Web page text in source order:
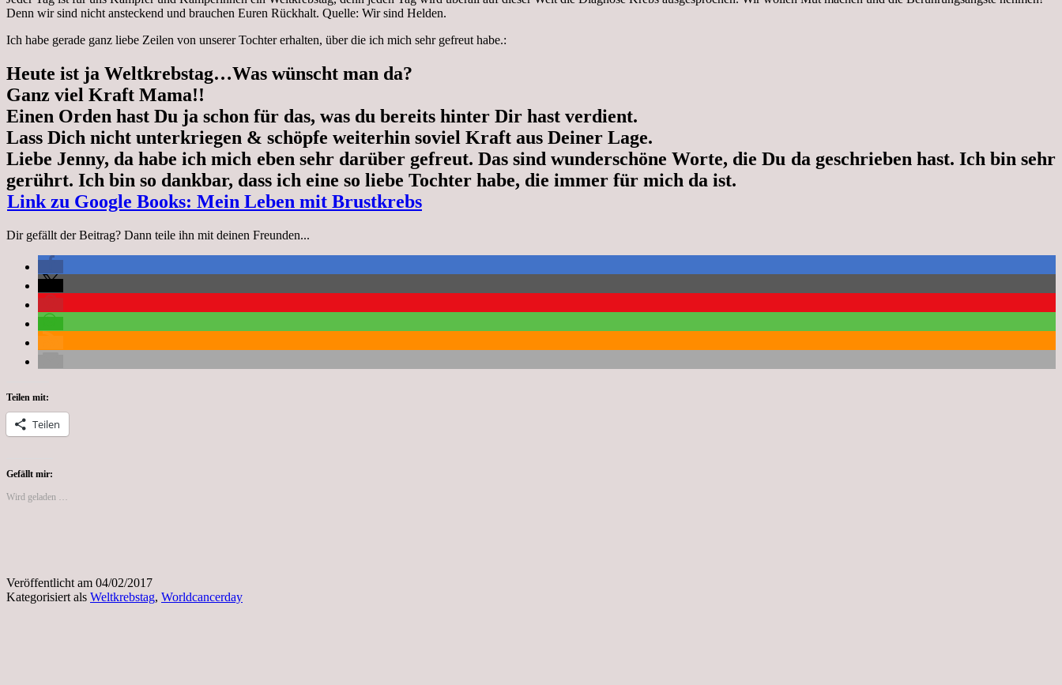
Denn wir sind nicht ansteckend und brauchen Euren Rückhalt. Quelle: Wir sind Helden.
Ich habe gerade ganz liebe Zeilen von unserer Tochter erhalten, über die ich mich sehr gefreut habe.:
Heute ist ja Weltkrebstag…Was wünscht man da?
Ganz viel Kraft Mama!!
Einen Orden hast Du ja schon für das, was du bereits hinter Dir hast verdient.
Lass Dich nicht unterkriegen & schöpfe weiterhin soviel Kraft aus Deiner Lage.
Liebe Jenny, da habe ich mich eben sehr darüber gefreut. Das sind wunderschöne Worte, die Du da geschrieben hast. Ich bin sehr
gerührt. Ich bin so dankbar, dass ich eine so liebe Tochter habe, die immer für mich da ist.
Link zu Google Books: Mein Leben mit Brustkrebs
Dir gefällt der Beitrag? Dann teile ihn mit deinen Freunden...
Teilen mit:
Teilen
Gefällt mir:
Wird geladen …
Veröffentlicht am 04/02/2017
Kategorisiert als Weltkrebstag, Worldcancerday